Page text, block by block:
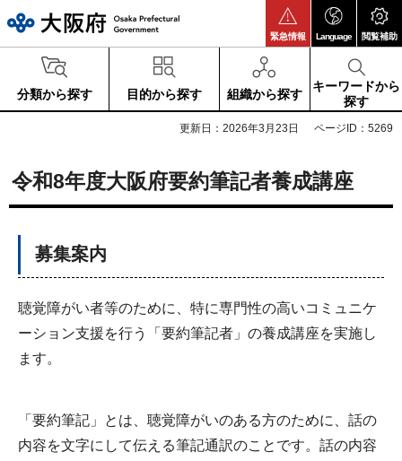
緊急情報 Language 閲覧補助
分類から探す 目的から探す 組織から探す
キーワードから
探す
更新日：2026年3月23日 ページID：5269
令和8年度大阪府要約筆記者養成講座
募集案内
聴覚障がい者等のために、特に専門性の高いコミュニケ
ーション支援を行う「要約筆記者」の養成講座を実施し
ます。
「要約筆記」とは、聴覚障がいのある方のために、話の
内容を文字にして伝える筆記通訳のことです。話の内容